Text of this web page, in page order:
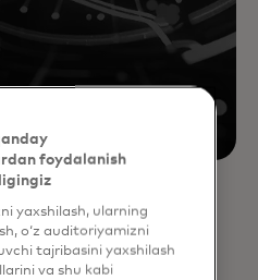
foydalanish
yaxshilash, ularning
o‘z auditoriyamizni
tajribasini yaxshilash
va shu kabi